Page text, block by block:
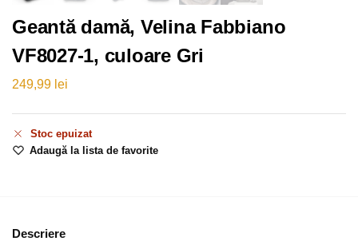
Geantă damă, Velina Fabbiano
VF8027-1, culoare Gri
249,99 lei
Stoc epuizat
Adaugă la lista de favorite
Descriere